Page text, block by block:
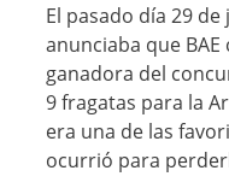
El pasado día 29
anunciaba que BAE
ganadora del
9 fragatas para la
era una de las
ocurrió para